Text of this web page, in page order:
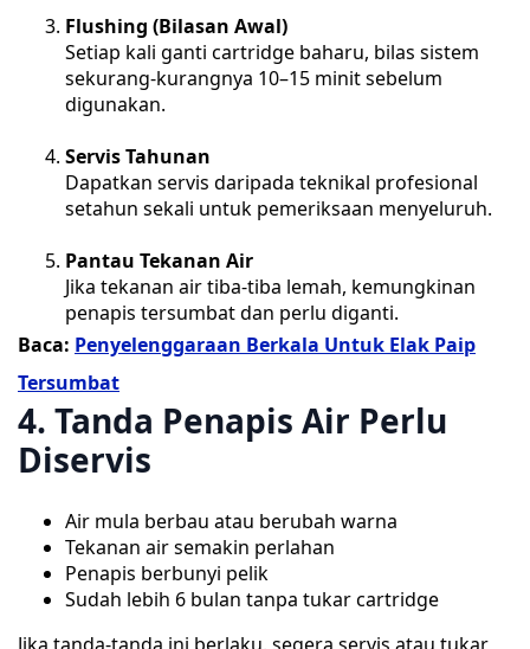
Flushing (Bilasan Awal)
Setiap kali ganti cartridge baharu, bilas sistem
sekurang-kurangnya 10–15 minit sebelum
digunakan.
Servis Tahunan
Dapatkan servis daripada teknikal profesional
setahun sekali untuk pemeriksaan menyeluruh.
Pantau Tekanan Air
Jika tekanan air tiba-tiba lemah, kemungkinan
penapis tersumbat dan perlu diganti.
Baca: Penyelenggaraan Berkala Untuk Elak Paip
Tersumbat
4. Tanda Penapis Air Perlu
Diservis
Air mula berbau atau berubah warna
Tekanan air semakin perlahan
Penapis berbunyi pelik
Sudah lebih 6 bulan tanpa tukar cartridge